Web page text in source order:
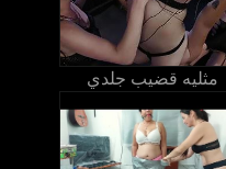
مثليه قضيب جلدي